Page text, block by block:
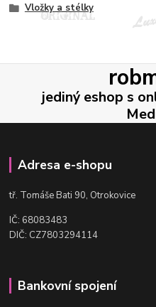
Vložky a stélky
jediný eshop s
Adresa e-shopu
tř. Tomáše Bati 90, Otrokovice
IČ: 68083483
DIČ: CZ7803294114
Bankovní spojení